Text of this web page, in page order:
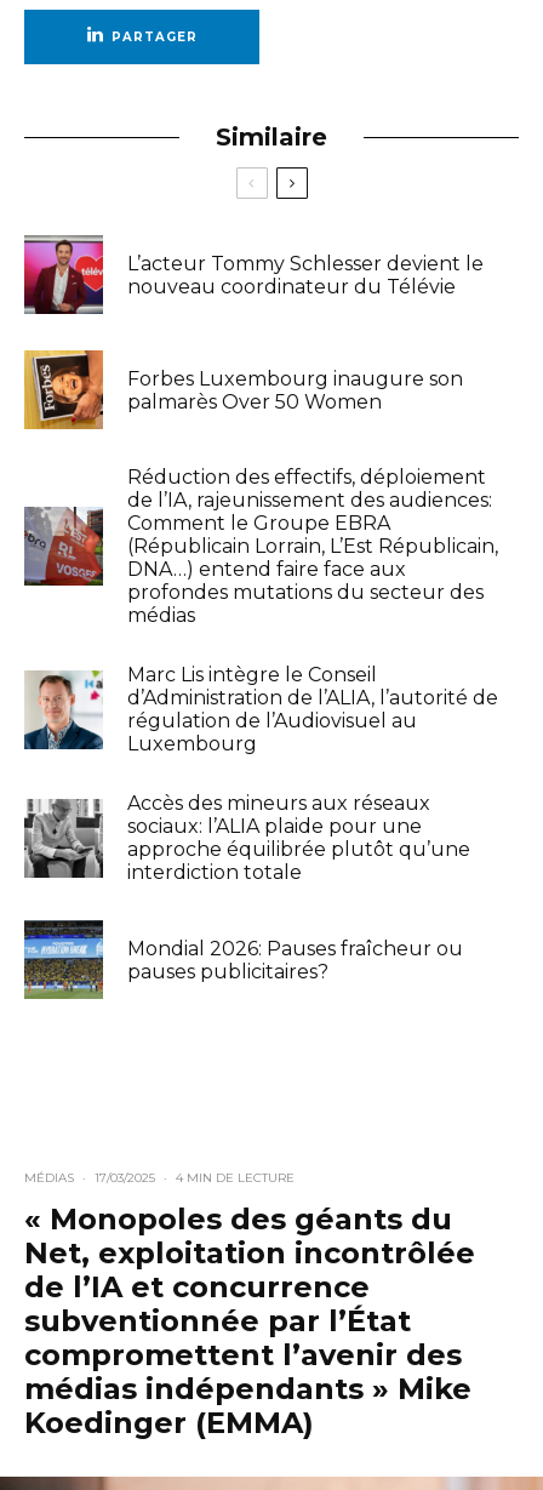
PARTAGER
Similaire
L’acteur Tommy Schlesser devient le
nouveau coordinateur du Télévie
Forbes Luxembourg inaugure son
palmarès Over 50 Women
Réduction des effectifs, déploiement
de l’IA, rajeunissement des audiences:
Comment le Groupe EBRA
(Républicain Lorrain, L’Est Républicain,
DNA…) entend faire face aux
profondes mutations du secteur des
médias
Marc Lis intègre le Conseil
d’Administration de l’ALIA, l’autorité de
régulation de l’Audiovisuel au
Luxembourg
Accès des mineurs aux réseaux
sociaux: l’ALIA plaide pour une
approche équilibrée plutôt qu’une
interdiction totale
Mondial 2026: Pauses fraîcheur ou
pauses publicitaires?
MÉDIAS · 17/03/2025 · 4 MIN DE LECTURE
« Monopoles des géants du
Net, exploitation incontrôlée
de l’IA et concurrence
subventionnée par l’État
compromettent l’avenir des
médias indépendants » Mike
Koedinger (EMMA)